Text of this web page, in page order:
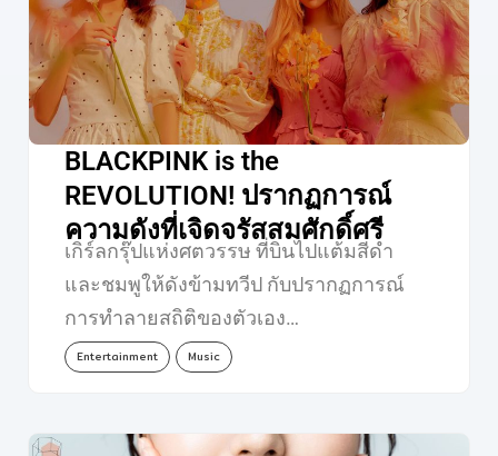
BLACKPINK is the
REVOLUTION! ปรากฏการณ์
ความดังที่เจิดจรัสสมศักดิ์ศรี
เกิร์ลกรุ๊ปแห่งศตวรรษ ที่บินไปแต้มสีดำ
และชมพูให้ดังข้ามทวีป กับปรากฏการณ์
การทำลายสถิติของตัวเอง…
Entertainment Music